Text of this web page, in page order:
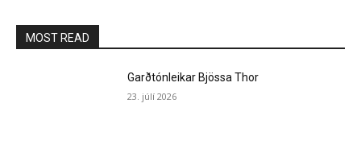
MOST READ
Garðtónleikar Bjössa Thor
23. júlí 2026